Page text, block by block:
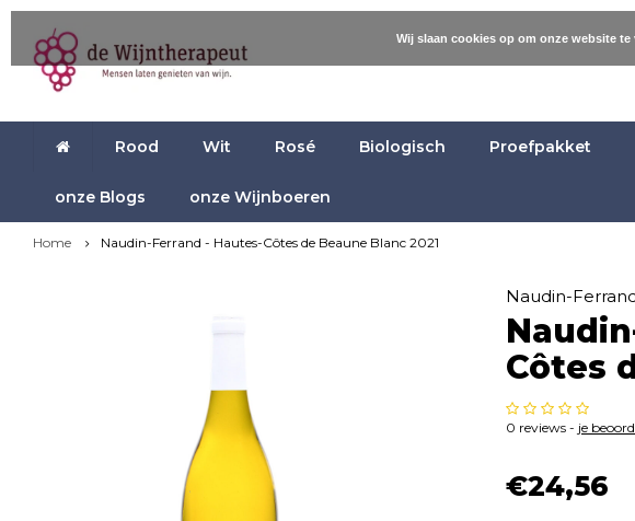
Rood Wit Rosé Biologisch Proefpakket
onze Blogs onze Wijnboeren
Home Naudin-Ferrand - Hautes-Côtes de Beaune Blanc 2021
Naudin-
Côtes
0 reviews - je
€24,56
Wij slaan cookies op om onze website te